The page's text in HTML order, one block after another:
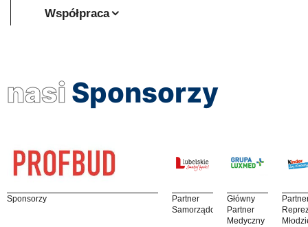
Współpraca
nasi Sponsorzy
Sponsorzy
Partner
Samorządowy
Główny
Partner
Medyczny